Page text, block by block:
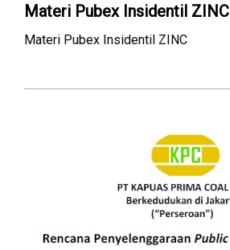
Materi Pubex Insidentil ZINC
Materi Pubex Insidentil ZINC